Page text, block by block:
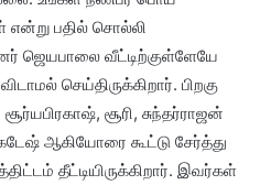
பதில் சொல்லி
ஜெயபாலை வீட்டிற்குள்ளேயே
செய்திருக்கிறார். பிறகு
சூரி, சுந்தர்ராஜன்
ஆகியோரை கூட்டு சேர்த்து
தீட்டியிருக்கிறார். இவர்கள்